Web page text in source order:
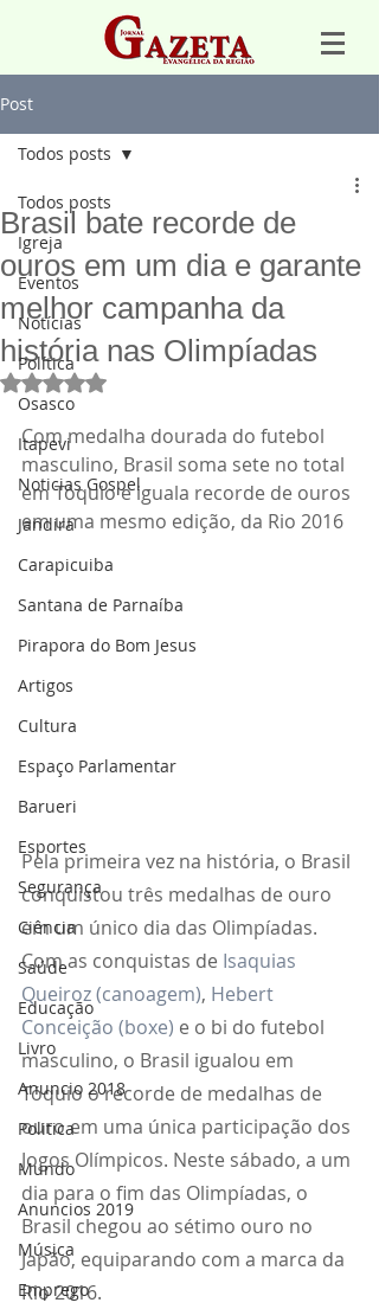
Post
Todos posts
Igreja
Eventos
Notícias
Política
Osasco
Itapevi
Noticias Gospel
Jandira
Carapicuiba
Santana de Parnaíba
Pirapora do Bom Jesus
Artigos
Cultura
Espaço Parlamentar
Barueri
Esportes
Segurança
Ciência
Saúde
Educação
Livro
Anuncio 2018
Politica
Mundo
Anuncios 2019
Música
Emprego
Todos posts
Brasil bate recorde de
ouros em um dia e garante
melhor campanha da
história nas Olimpíadas
Avaliado com NaN de 5 estrelas.
Com medalha dourada do futebol
masculino, Brasil soma sete no total
em Tóquio e iguala recorde de ouros
em uma mesmo edição, da Rio 2016
Pela primeira vez na história, o Brasil
conquistou três medalhas de ouro
em um único dia das Olimpíadas.
Com as conquistas de Isaquias
Queiroz (canoagem), Hebert
Conceição (boxe) e o bi do futebol
masculino, o Brasil igualou em
Tóquio o recorde de medalhas de
ouro em uma única participação dos
Jogos Olímpicos. Neste sábado, a um
dia para o fim das Olimpíadas, o
Brasil chegou ao sétimo ouro no
Japão, equiparando com a marca da
Rio 2016.